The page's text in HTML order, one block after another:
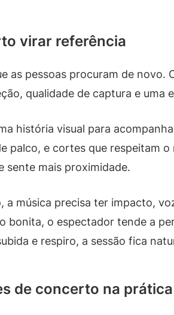
virar referência
as pessoas procuram de novo.
qualidade de captura e uma
história visual para
palco, e cortes que respeitam
sente mais proximidade.
música precisa ter impacto,
bonita, o espectador tende a
e respiro, a sessão fica
de concerto na prática